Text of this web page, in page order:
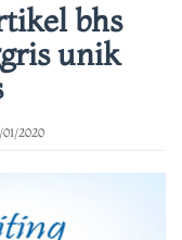
bhs
unik
01/2020